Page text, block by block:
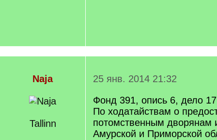
Naja
Tallinn
25 янв. 2014 21:32
Фонд 391, опись 6, дело
По ходатайствам о
потомственным дворянам
Амурской и Приморской